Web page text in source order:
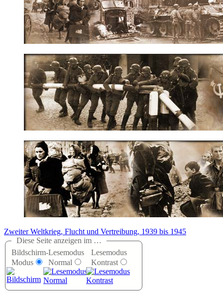
Zweiter Weltkrieg, Flucht und Vertreibung, 1939 bis 1945
Diese Seite anzeigen im …
Bildschirm-
Modus
Lesemodus
Normal
Lesemodus
Kontrast